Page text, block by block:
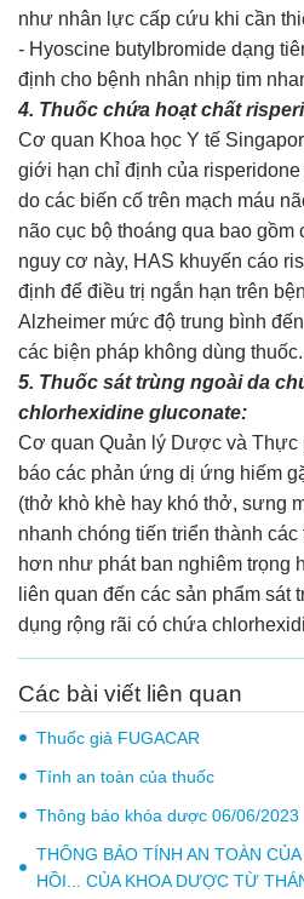
như nhân lực cấp cứu khi cần
- Hyoscine butylbromide dạng
định cho bệnh nhân nhịp tim
4. Thuốc chứa hoạt chất
Cơ quan Khoa học Y tế
giới hạn chỉ định của
do các biến cố trên mạch máu
não cục bộ thoáng qua bao
nguy cơ này, HAS khuyến cáo
định để điều trị ngắn hạn trên
Alzheimer mức độ trung bình
các biện pháp không dùng thuốc.
5. Thuốc sát trùng ngoài da
chlorhexidine gluconate:
Cơ quan Quản lý Dược và Thực
báo các phản ứng dị ứng hiếm
(thở khò khè hay khó thở, sưng
nhanh chóng tiến triển thành
hơn như phát ban nghiêm trọng
liên quan đến các sản phẩm
dụng rộng rãi có chứa
Các bài viết liên quan
Thuốc giả FUGACAR
Tính an toàn của thuốc
Thông báo khóa dược 06/06/2023
THÔNG BÁO TÍNH AN TOÀN
HỒI... CỦA KHOA DƯỢC TỪ